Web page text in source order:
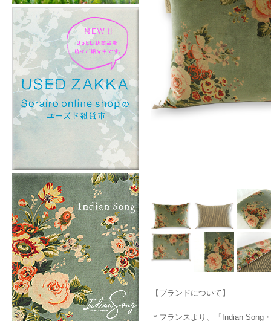
【ブランドについて】
＊フランスより、『Indian Song